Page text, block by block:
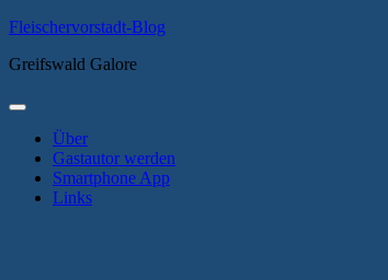
Zum
springen
Fleischervorstadt-Blog
Greifswald Galore
Primäres
Über
Gastautor werden
Smartphone App
Links